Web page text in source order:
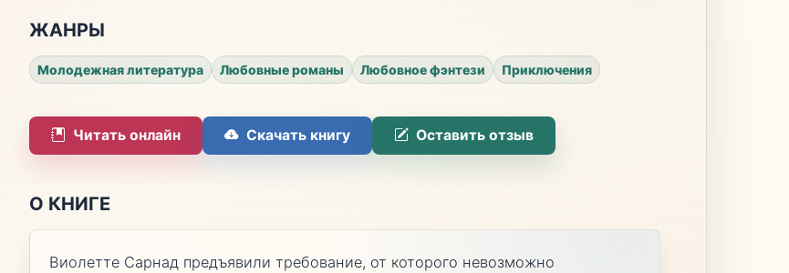
ЖАНРЫ
Молодежная литература Любовные романы Любовное фэнтези Приключения
Читать онлайн Скачать книгу Оставить отзыв
О КНИГЕ
Виолетте Сарнад предъявили требование, от которого невозможно